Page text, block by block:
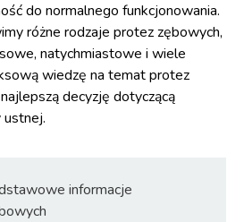
do normalnego funkcjonowania.
różne rodzaje protez zębowych,
natychmiastowe i wiele
wiedzę na temat protez
decyzję dotyczącą
informacje